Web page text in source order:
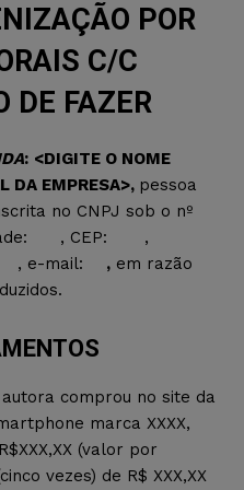
POR
C/C
DE FAZER
: <DIGITE O NOME
DA EMPRESA>, pessoa
no CNPJ sob o nº
, CEP:
,
, e-mail: , em razão
comprou no site da
marca XXXX,
(valor por
vezes) de R$ XXX,XX